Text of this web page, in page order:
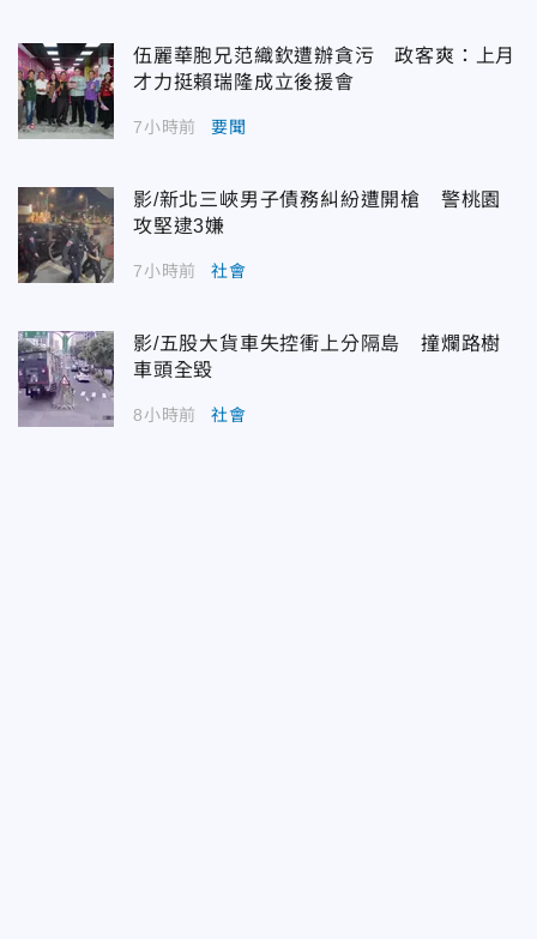
伍麗華胞兄范織欽遭辦貪污 政客爽：上月
才力挺賴瑞隆成立後援會
7小時前 要聞
影/新北三峽男子債務糾紛遭開槍 警桃園
攻堅逮3嫌
7小時前 社會
影/五股大貨車失控衝上分隔島 撞爛路樹
車頭全毀
8小時前 社會